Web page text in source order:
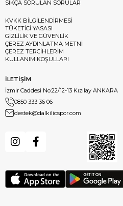
SIKÇA SORULAN SORULAR
KVKK BİLGİLENDİRMESİ
TÜKETİCİ YASASI
GİZLİLİK VE GÜVENLİK
ÇEREZ AYDINLATMA METNİ
ÇEREZ TERCİHLERİM
KULLANIM KOŞULLARI
İLETİŞİM
İzmir Caddesi No:22/12-13 Kızılay ANKARA
0850 333 36 06
destek@dalkilicspor.com